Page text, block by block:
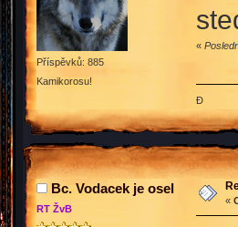
Příspěvků: 885
Kamikorosu!
«
Đ
Bc. Vodacek je osel
RT ŽvB
«